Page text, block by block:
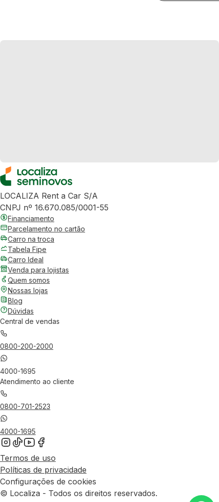
LOCALIZA Rent a Car S/A
CNPJ nº 16.670.085/0001-55
Financiamento
Parcelamento no cartão
Carro na troca
Tabela Fipe
Carro Ideal
Venda para lojistas
Quem somos
Nossas lojas
Blog
Dúvidas
Central de vendas
0800-200-2000
4000-1695
Atendimento ao cliente
0800-701-2523
4000-1695
Termos de uso
Políticas de privacidade
Configurações de cookies
© Localiza - Todos os direitos reservados.